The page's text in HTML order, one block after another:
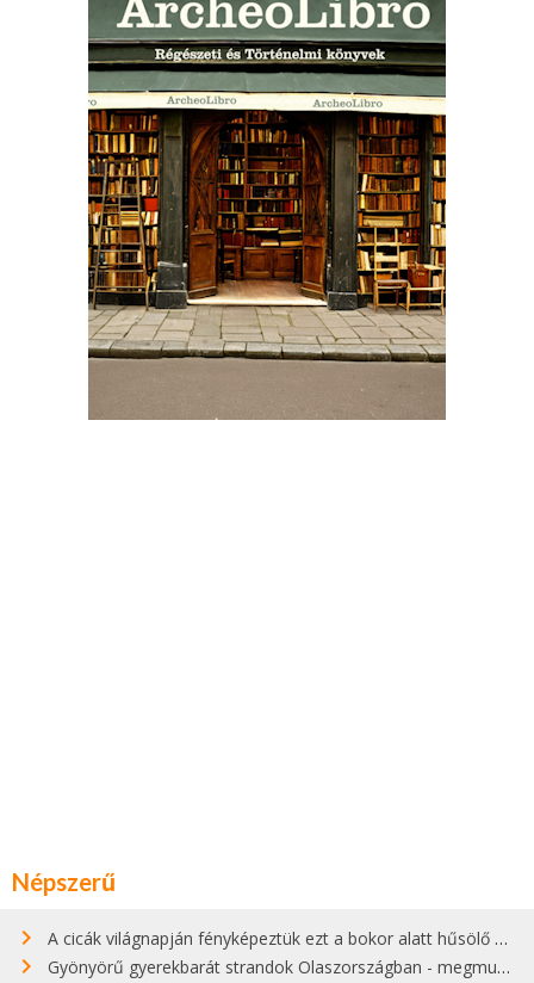
Népszerű
A cicák világnapján fényképeztük ezt a bokor alatt hűsölő cicát Kisorosziban
Gyönyörű gyerekbarát strandok Olaszországban - megmutatjuk a 15 legjobbat